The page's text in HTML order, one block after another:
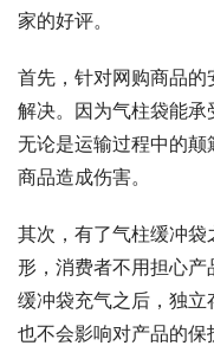
家的好评。
首先，针对网购商品
解决。因为气柱袋能
无论是运输过程中的
商品造成伤害。
其次，有了气柱缓冲
形，消费者不用担心
缓冲袋充气之后，独立
也不会影响对产品的